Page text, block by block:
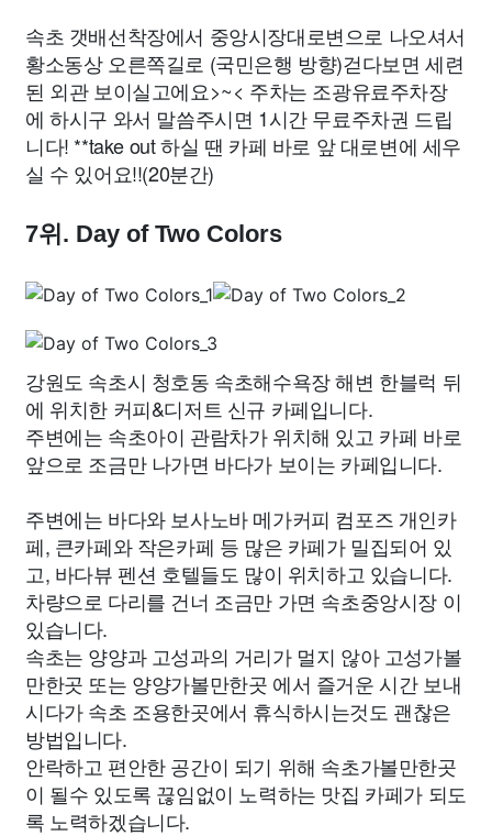
속초 갯배선착장에서 중앙시장대로변으로 나오셔서
황소동상 오른쪽길로 (국민은행 방향)걷다보면 세련
된 외관 보이실고에요>~< 주차는 조광유료주차장
에 하시구 와서 말씀주시면 1시간 무료주차권 드립
니다! **take out 하실 땐 카페 바로 앞 대로변에 세우
실 수 있어요!!(20분간)
7위. Day of Two Colors
강원도 속초시 청호동 속초해수욕장 해변 한블럭 뒤
에 위치한 커피&디저트 신규 카페입니다.
주변에는 속초아이 관람차가 위치해 있고 카페 바로
앞으로 조금만 나가면 바다가 보이는 카페입니다.
주변에는 바다와 보사노바 메가커피 컴포즈 개인카
페, 큰카페와 작은카페 등 많은 카페가 밀집되어 있
고, 바다뷰 펜션 호텔들도 많이 위치하고 있습니다.
차량으로 다리를 건너 조금만 가면 속초중앙시장 이
있습니다.
속초는 양양과 고성과의 거리가 멀지 않아 고성가볼
만한곳 또는 양양가볼만한곳 에서 즐거운 시간 보내
시다가 속초 조용한곳에서 휴식하시는것도 괜찮은
방법입니다.
안락하고 편안한 공간이 되기 위해 속초가볼만한곳
이 될수 있도록 끊임없이 노력하는 맛집 카페가 되도
록 노력하겠습니다.